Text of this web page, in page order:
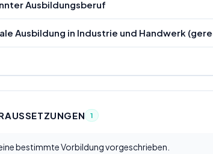
Ausbildungsberuf
Ausbildung in Industrie und Handwerk
1
bestimmte Vorbildung vorgeschrieben.